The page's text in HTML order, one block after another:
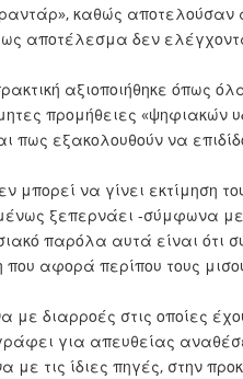
καθώς αποτελούσαν
αποτέλεσμα δεν
αξιοποιήθηκε όπως
προμήθειες «ψηφιακών
πως εξακολουθούν να
μπορεί να γίνει εκτίμηση
ξεπερνάει -σύμφωνα με
παρόλα αυτά είναι ότι
που αφορά περίπου τους
με διαρροές στις οποίες
για απευθείας
με τις ίδιες πηγές, στην